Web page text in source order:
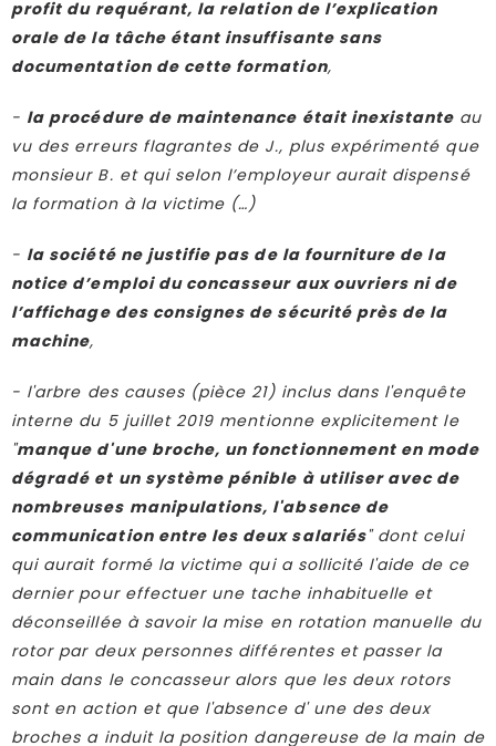
profit du requérant, la relation de l’explication
orale de la tâche étant insuffisante sans
documentation de cette formation,
- la procédure de maintenance était inexistante au
vu des erreurs flagrantes de J., plus expérimenté que
monsieur B. et qui selon l’employeur aurait dispensé
la formation à la victime (…)
- la société ne justifie pas de la fourniture de la
notice d’emploi du concasseur aux ouvriers ni de
l’affichage des consignes de sécurité près de la
machine,
- l'arbre des causes (pièce 21) inclus dans l'enquête
interne du 5 juillet 2019 mentionne explicitement le
"manque d'une broche, un fonctionnement en mode
dégradé et un système pénible à utiliser avec de
nombreuses manipulations, l'absence de
communication entre les deux salariés" dont celui
qui aurait formé la victime qui a sollicité l'aide de ce
dernier pour effectuer une tache inhabituelle et
déconseillée à savoir la mise en rotation manuelle du
rotor par deux personnes différentes et passer la
main dans le concasseur alors que les deux rotors
sont en action et que l'absence d' une des deux
broches a induit la position dangereuse de la main de